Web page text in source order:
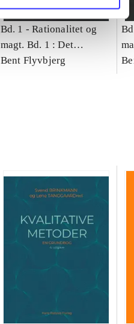
Bd. 1 -Rationalitet og
magt. Bd. 1 : Det
konkretes videnskab
Bent Flyvbjerg